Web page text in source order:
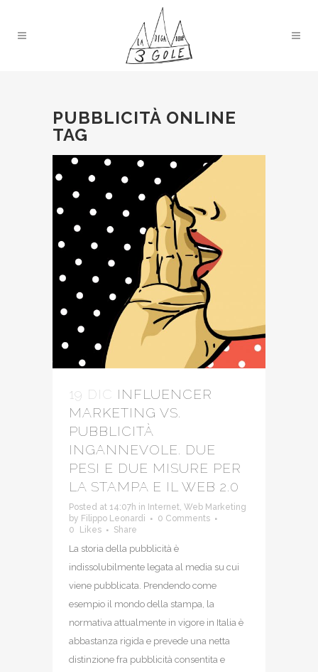
PUBBLICITÀ ONLINE
TAG
19 DIC INFLUENCER
MARKETING VS.
PUBBLICITÀ
INGANNEVOLE. DUE
PESI E DUE MISURE PER
LA STAMPA E IL WEB 2.0
Posted at 14:07h in Internet, Web Marketing
by Filippo Leonardi
0 Comments
0
Likes Share
La storia della pubblicità è
indissolubilmente legata al media su cui
viene pubblicata. Prendendo come
esempio il mondo della stampa, la
normativa attualmente in vigore in Italia è
abbastanza rigida e prevede una netta
distinzione fra pubblicità consentita e